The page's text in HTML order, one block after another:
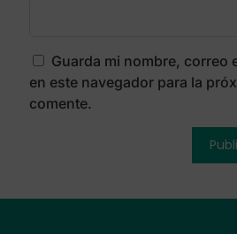
Guarda mi nombre, correo
en este navegador para la
comente.